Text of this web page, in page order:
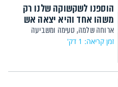
הוספנו לשקשוקה שלנו רק
משהו אחד והיא יצאה אש
ארוחה שלמה, טעימה ומשביעה
זמן קריאה: 1 דק'